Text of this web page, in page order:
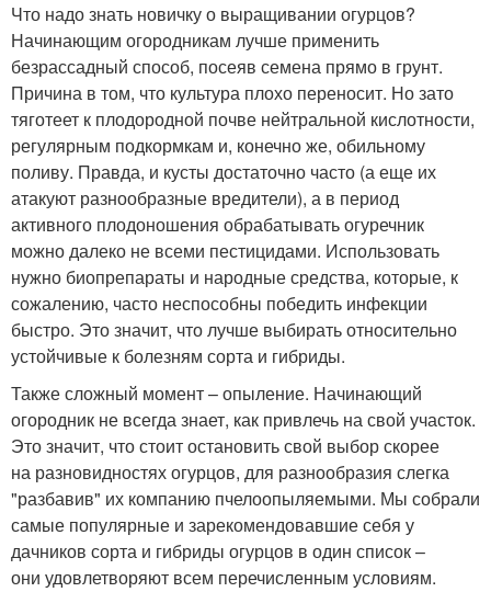
Что надо знать новичку о выращивании огурцов?
Начинающим огородникам лучше применить
безрассадный способ, посеяв семена прямо в грунт.
Причина в том, что культура плохо переносит. Но зато
тяготеет к плодородной почве нейтральной кислотности,
регулярным подкормкам и, конечно же, обильному
поливу. Правда, и кусты достаточно часто (а еще их
атакуют разнообразные вредители), а в период
активного плодоношения обрабатывать огуречник
можно далеко не всеми пестицидами. Использовать
нужно биопрепараты и народные средства, которые, к
сожалению, часто неспособны победить инфекции
быстро. Это значит, что лучше выбирать относительно
устойчивые к болезням сорта и гибриды.
Также сложный момент – опыление. Начинающий
огородник не всегда знает, как привлечь на свой участок.
Это значит, что стоит остановить свой выбор скорее
на разновидностях огурцов, для разнообразия слегка
"разбавив" их компанию пчелоопыляемыми. Мы собрали
самые популярные и зарекомендовавшие себя у
дачников сорта и гибриды огурцов в один список –
они удовлетворяют всем перечисленным условиям.